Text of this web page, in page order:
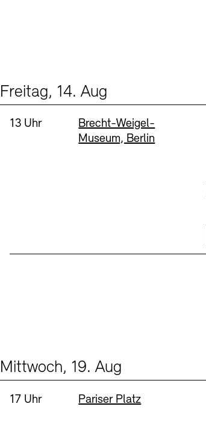
Freitag, 14. Aug
Uhrzeit:
13 Uhr Standort
Brecht-Weigel-
Museum, Berlin
Mittwoch, 19. Aug
Uhrzeit:
17 Uhr Standort
Pariser Platz